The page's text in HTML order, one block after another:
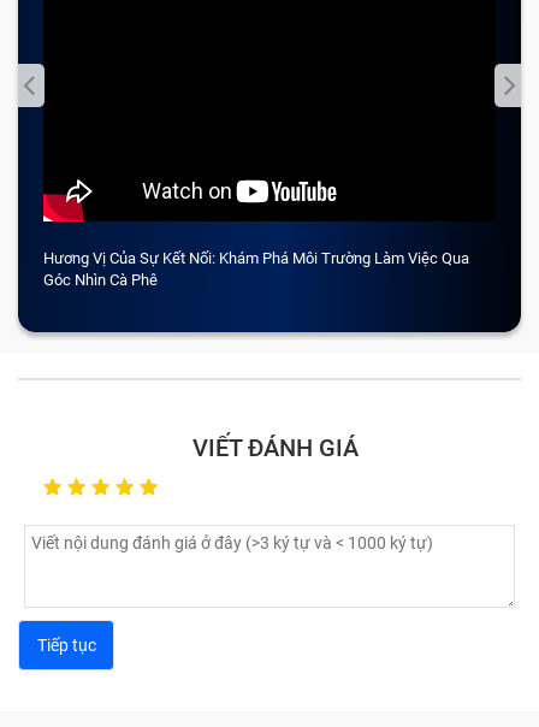
Hương Vị Của Sự Kết Nối: Khám Phá Môi Trường Làm Việc Qua
Góc Nhìn Cà Phê
VIẾT ĐÁNH GIÁ